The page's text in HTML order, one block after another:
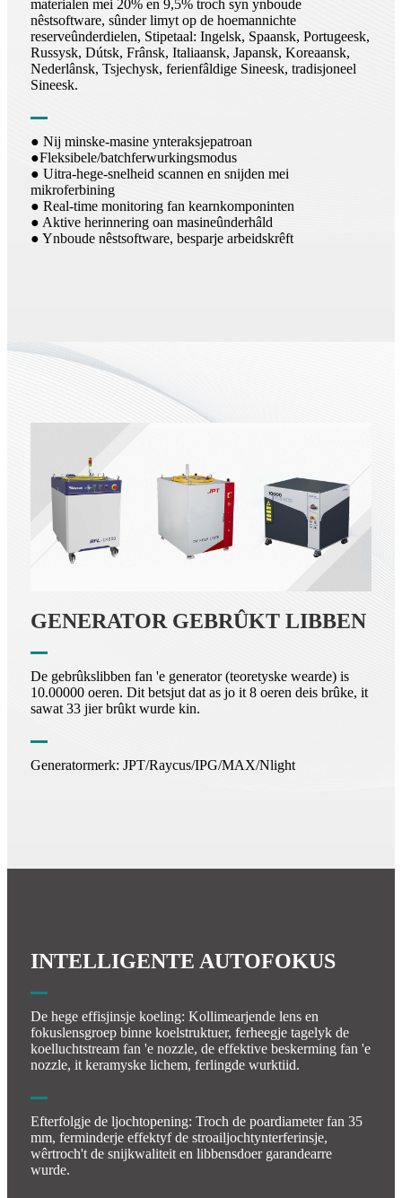
materialen mei 20% en 9,5% troch syn ynboude
nêstsoftware, sûnder limyt op de hoemannichte
reserveûnderdielen, Stipetaal: Ingelsk, Spaansk, Portugeesk,
Russysk, Dútsk, Frânsk, Italiaansk, Japansk, Koreaansk,
Nederlânsk, Tsjechysk, ferienfâldige Sineesk, tradisjoneel
Sineesk.
● Nij minske-masine ynteraksjepatroan
●Fleksibele/batchferwurkingsmodus
● Uitra-hege-snelheid scannen en snijden mei
mikroferbining
● Real-time monitoring fan kearnkomponinten
● Aktive herinnering oan masineûnderhâld
● Ynboude nêstsoftware, besparje arbeidskrêft
GENERATOR GEBRÛKT LIBBEN
De gebrûkslibben fan 'e generator (teoretyske wearde) is
10.00000 oeren. Dit betsjut dat as jo it 8 oeren deis brûke, it
sawat 33 jier brûkt wurde kin.
Generatormerk: JPT/Raycus/IPG/MAX/Nlight
INTELLIGENTE AUTOFOKUS
De hege effisjinsje koeling: Kollimearjende lens en
fokuslensgroep binne koelstruktuer, ferheegje tagelyk de
koelluchtstream fan 'e nozzle, de effektive beskerming fan 'e
nozzle, it keramyske lichem, ferlingde wurktiid.
Efterfolgje de ljochtopening: Troch de poardiameter fan 35
mm, ferminderje effektyf de stroailjochtynterferinsje,
wêrtroch't de snijkwaliteit en libbensdoer garandearre
wurde.